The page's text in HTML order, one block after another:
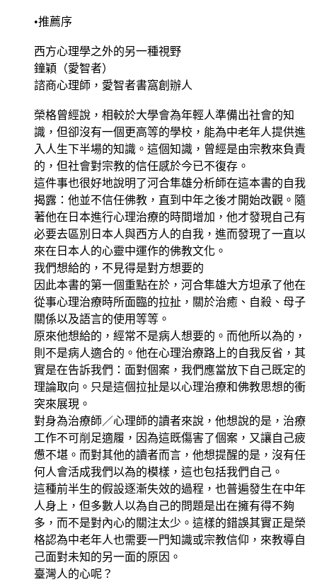
•推薦序
西方心理學之外的另一種視野
鐘穎（愛智者）
諮商心理師，愛智者書窩創辦人
榮格曾經說，相較於大學會為年輕人準備出社會的知
識，但卻沒有一個更高等的學校，能為中老年人提供進
入人生下半場的知識。這個知識，曾經是由宗教來負責
的，但社會對宗教的信任感於今已不復存。
這件事也很好地說明了河合隼雄分析師在這本書的自我
揭露：他並不信任佛教，直到中年之後才開始改觀。隨
著他在日本進行心理治療的時間增加，他才發現自己有
必要去區別日本人與西方人的自我，進而發現了一直以
來在日本人的心靈中運作的佛教文化。
我們想給的，不見得是對方想要的
因此本書的第一個重點在於，河合隼雄大方坦承了他在
從事心理治療時所面臨的拉扯，關於治癒、自殺、母子
關係以及語言的使用等等。
原來他想給的，經常不是病人想要的。而他所以為的，
則不是病人適合的。他在心理治療路上的自我反省，其
實是在告訴我們：面對個案，我們應當放下自己既定的
理論取向。只是這個拉扯是以心理治療和佛教思想的衝
突來展現。
對身為治療師／心理師的讀者來說，他想說的是，治療
工作不可削足適履，因為這既傷害了個案，又讓自己疲
憊不堪。而對其他的讀者而言，他想提醒的是，沒有任
何人會活成我們以為的模樣，這也包括我們自己。
這種前半生的假設逐漸失效的過程，也普遍發生在中年
人身上，但多數人以為自己的問題是出在擁有得不夠
多，而不是對內心的關注太少。這樣的錯誤其實正是榮
格認為中老年人也需要一門知識或宗教信仰，來教導自
己面對未知的另一面的原因。
臺灣人的心呢？